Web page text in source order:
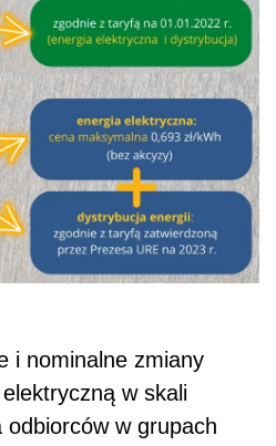
i nominalne zmiany
w skali
odbiorców w grupach